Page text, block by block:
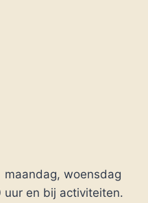
woensdag
en bij activiteiten.